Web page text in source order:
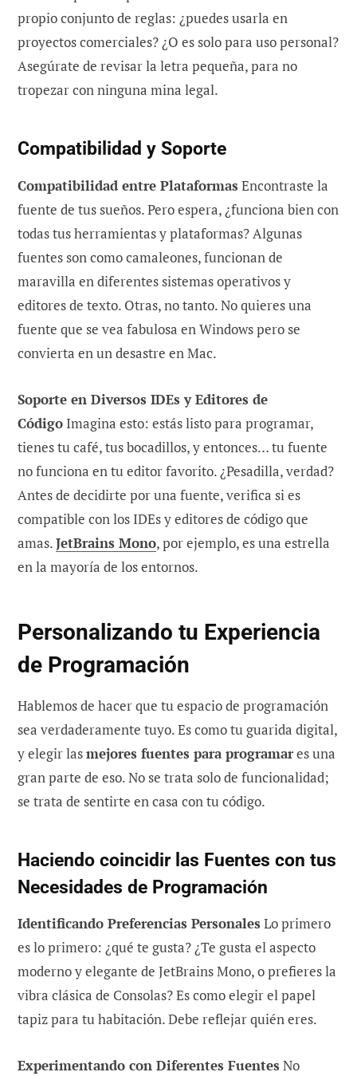
propio conjunto de reglas: ¿puedes usarla en
proyectos comerciales? ¿O es solo para uso personal?
Asegúrate de revisar la letra pequeña, para no
tropezar con ninguna mina legal.
Compatibilidad y Soporte
Compatibilidad entre Plataformas Encontraste la
fuente de tus sueños. Pero espera, ¿funciona bien con
todas tus herramientas y plataformas? Algunas
fuentes son como camaleones, funcionan de
maravilla en diferentes sistemas operativos y
editores de texto. Otras, no tanto. No quieres una
fuente que se vea fabulosa en Windows pero se
convierta en un desastre en Mac.
Soporte en Diversos IDEs y Editores de
Código Imagina esto: estás listo para programar,
tienes tu café, tus bocadillos, y entonces… tu fuente
no funciona en tu editor favorito. ¿Pesadilla, verdad?
Antes de decidirte por una fuente, verifica si es
compatible con los IDEs y editores de código que
amas.JetBrains Mono, por ejemplo, es una estrella
en la mayoría de los entornos.
Personalizando tu Experiencia
de Programación
Hablemos de hacer que tu espacio de programación
sea verdaderamente tuyo. Es como tu guarida digital,
y elegir lasmejores fuentes para programares una
gran parte de eso. No se trata solo de funcionalidad;
se trata de sentirte en casa con tu código.
Haciendo coincidir las Fuentes con tus
Necesidades de Programación
Identificando Preferencias Personales Lo primero
es lo primero: ¿qué te gusta? ¿Te gusta el aspecto
moderno y elegante de JetBrains Mono, o prefieres la
vibra clásica de Consolas? Es como elegir el papel
tapiz para tu habitación. Debe reflejar quién eres.
Experimentando con Diferentes Fuentes No